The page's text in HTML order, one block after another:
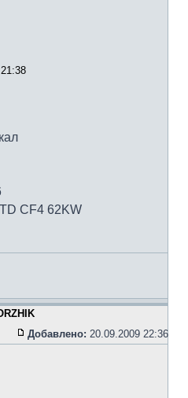
CF4 62KW
Добавлено: 20.09.2009 22:36